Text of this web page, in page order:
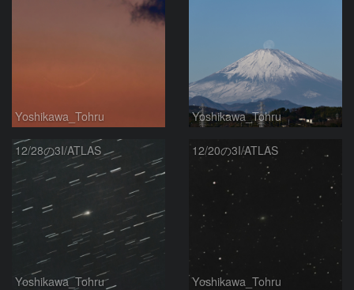
Yoshikawa_Tohru Yoshikawa_Tohru
12/28の3I/ATLAS
Yoshikawa_Tohru
12/20の3I/ATLAS
Yoshikawa_Tohru